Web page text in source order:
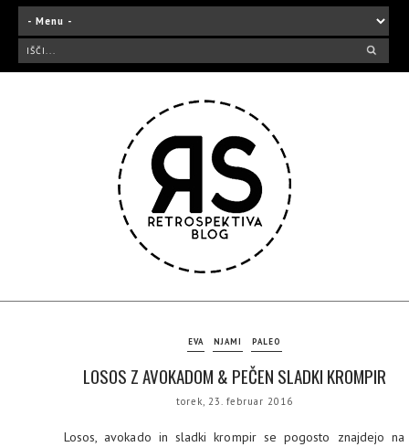
EVA NJAMI PALEO
LOSOS Z AVOKADOM & PEČEN SLADKI KROMPIR
torek, 23. februar 2016
Losos, avokado in sladki krompir se pogosto znajdejo na